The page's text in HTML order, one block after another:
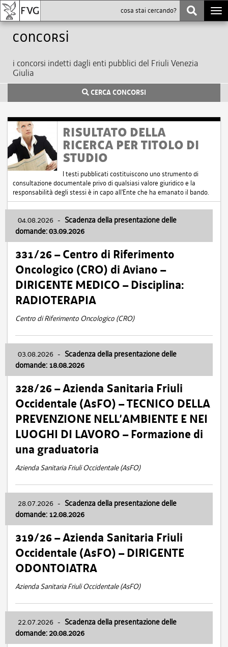
Concorsi
i concorsi indetti dagli enti pubblici del Friuli Venezia
Giulia
CERCA CONCORSI
RISULTATO DELLA
RICERCA PER TITOLO DI
STUDIO
I testi pubblicati costituiscono uno strumento di
consultazione documentale privo di qualsiasi valore giuridico e la
responsabilità degli stessi è in capo all'Ente che ha emanato il bando.
04.08.2026 - Scadenza della presentazione delle
domande: 03.09.2026
331/26 – Centro di Riferimento
Oncologico (CRO) di Aviano –
DIRIGENTE MEDICO – Disciplina:
RADIOTERAPIA
Centro di Riferimento Oncologico (CRO)
03.08.2026 - Scadenza della presentazione delle
domande: 18.08.2026
328/26 – Azienda Sanitaria Friuli
Occidentale (AsFO) – TECNICO DELLA
PREVENZIONE NELL’AMBIENTE E NEI
LUOGHI DI LAVORO – Formazione di
una graduatoria
Azienda Sanitaria Friuli Occidentale (AsFO)
28.07.2026 - Scadenza della presentazione delle
domande: 12.08.2026
319/26 – Azienda Sanitaria Friuli
Occidentale (AsFO) – DIRIGENTE
ODONTOIATRA
Azienda Sanitaria Friuli Occidentale (AsFO)
22.07.2026 - Scadenza della presentazione delle
domande: 20.08.2026